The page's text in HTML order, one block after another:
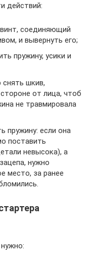
действий:
соединяющий
и вывернуть его;
пружину, усики и
шкив,
от лица, чтоб
не травмировала
пружину: если она
поставить
невысока), а
нужно
место, за ранее